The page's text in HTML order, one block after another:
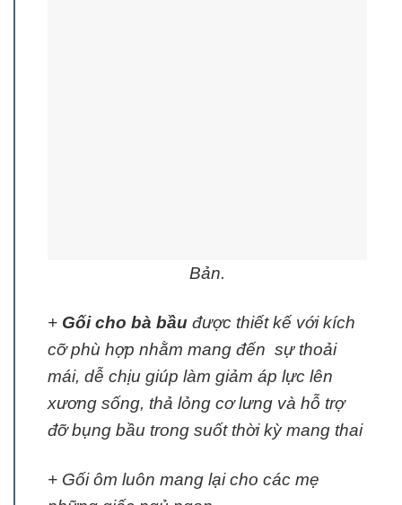
Bản.
+ Gối cho bà bầu được thiết kế với kích
cỡ phù hợp nhằm mang đến sự thoải
mái, dễ chịu giúp làm giảm áp lực lên
xương sống, thả lỏng cơ lưng và hỗ trợ
đỡ bụng bầu trong suốt thời kỳ mang thai
+ Gối ôm luôn mang lại cho các mẹ